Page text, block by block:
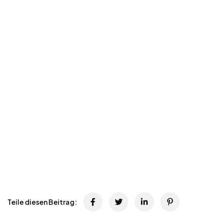
Teile diesen Beitrag: